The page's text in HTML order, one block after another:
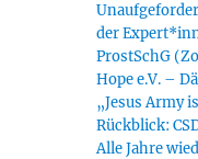
der
ProstSchG
Hope e.V. –
„Jesus Army
Rückblick:
Alle Jahre